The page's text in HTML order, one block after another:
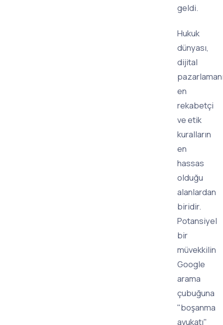
geldi.
Hukuk
dünyası,
dijital
en
rekabetçi
ve etik
kuralların
en
hassas
olduğu
alanlardan
biridir.
Potansiyel
bir
müvekkilin
Google
arama
çubuğuna
"boşanma
avukatı"